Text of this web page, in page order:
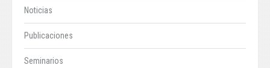
Noticias
Publicaciones
Seminarios